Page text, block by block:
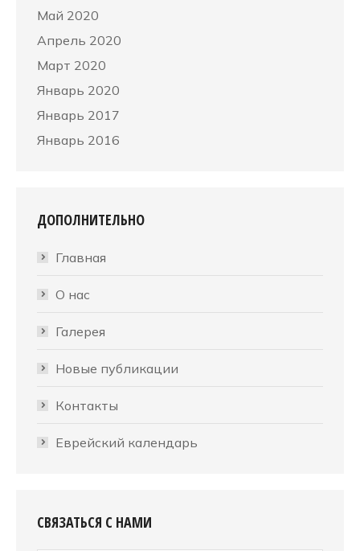
Май 2020
Апрель 2020
Март 2020
Январь 2020
Январь 2017
Январь 2016
ДОПОЛНИТЕЛЬНО
Главная
О нас
Галерея
Новые публикации
Контакты
Еврейский календарь
СВЯЗАТЬСЯ С НАМИ